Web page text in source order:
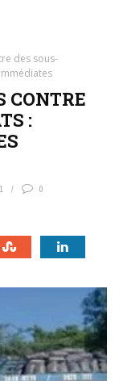
des sous-
CONTRE
:
0